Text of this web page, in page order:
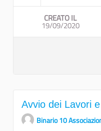
CREATO IL
19/09/2020
Avvio dei Lavori
Binario 10